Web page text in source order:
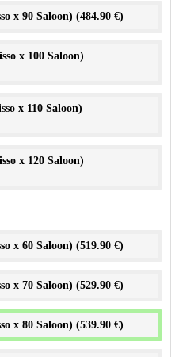
x 90 Saloon) (484.90 €)
x 100 Saloon)
x 110 Saloon)
x 120 Saloon)
x 60 Saloon) (519.90 €)
x 70 Saloon) (529.90 €)
x 80 Saloon) (539.90 €)